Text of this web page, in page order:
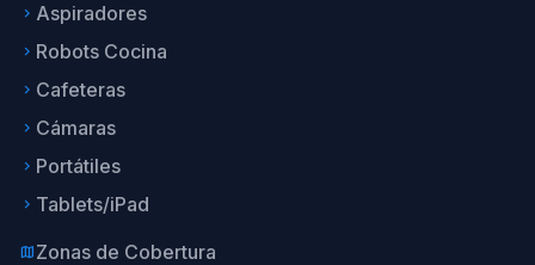
keyboard_arrow_right Aspiradores
keyboard_arrow_right Robots Cocina
keyboard_arrow_right Cafeteras
keyboard_arrow_right Cámaras
keyboard_arrow_right Portátiles
keyboard_arrow_right Tablets/iPad
mapZonas de Cobertura